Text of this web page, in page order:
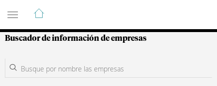
Guía de Empresas Colombianas
Buscador de información de empresas